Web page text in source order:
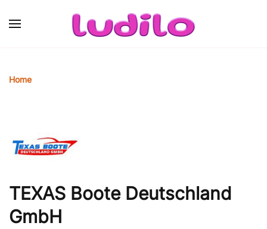
Skip to main content
Home
TEXAS Boote Deutschland
GmbH